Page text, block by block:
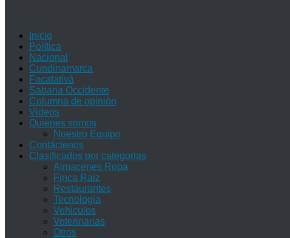
Inicio
Política
Nacional
Cundinamarca
Facatativá
Sabana Occidente
Columna de opinión
Videos
Quienes somos
Nuestro Equipo
Contáctenos
Clasificados por categorias
Almacenes Ropa
Finca Raiz
Restaurantes
Tecnologia
Vehiculos
Veterinarias
Otros